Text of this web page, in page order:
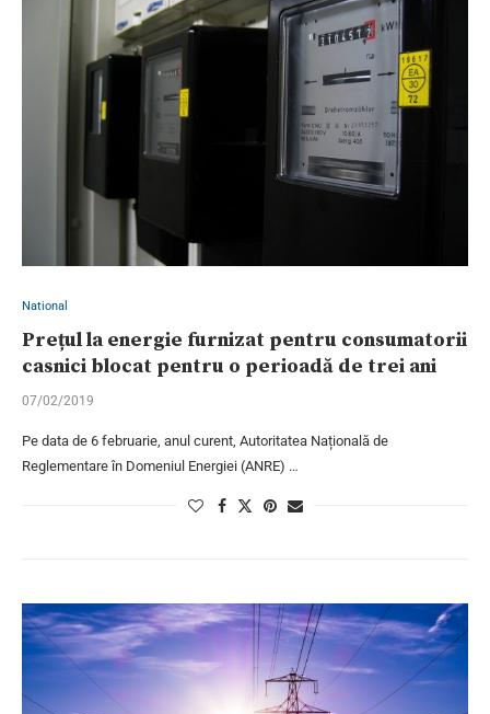
National
Prețul la energie furnizat pentru consumatorii
casnici blocat pentru o perioadă de trei ani
07/02/2019
Pe data de 6 februarie, anul curent, Autoritatea Națională de
Reglementare în Domeniul Energiei (ANRE) …